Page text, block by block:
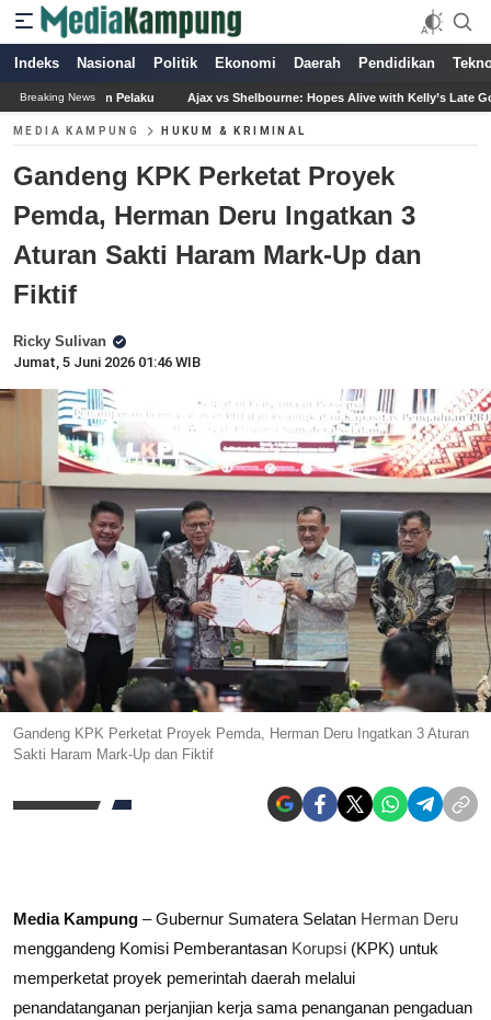
Indeks Nasional Politik Ekonomi Daerah Pendidikan
Breaking News
Ajax vs Shelbourne: Hopes Alive with Kelly’s Late Goal and Beach’s Heroics
MEDIA KAMPUNG HUKUM & KRIMINAL
Gandeng KPK Perketat Proyek
Pemda, Herman Deru Ingatkan 3
Aturan Sakti Haram Mark-Up dan
Fiktif
Ricky Sulivan
Jumat, 5 Juni 2026 01:46 WIB
Gandeng KPK Perketat Proyek Pemda, Herman Deru Ingatkan 3 Aturan
Sakti Haram Mark-Up dan Fiktif
Media Kampung – Gubernur Sumatera Selatan Herman Deru
menggandeng Komisi Pemberantasan Korupsi (KPK) untuk
memperketat proyek pemerintah daerah melalui
penandatanganan perjanjian kerja sama penanganan pengaduan